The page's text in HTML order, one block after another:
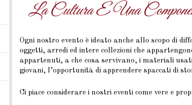
La Cultura È Una
Ogni nostro evento è ideato anche allo scopo di
oggetti, arredi ed intere collezioni che
appartenuti, a che cosa servivano, i materiali
giovani, l’opportunità di apprendere spaccati di
Ci piace considerare i nostri eventi come vere e